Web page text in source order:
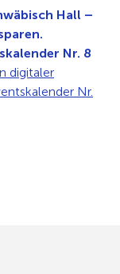
Hall –
Nr. 8
digitaler
Nr.